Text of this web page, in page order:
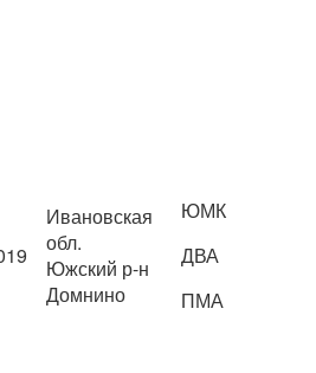
Ивановская
обл.
Южский р-н
Домнино
ЮМК
ДВА
ПМА